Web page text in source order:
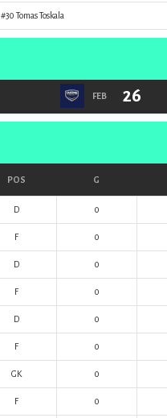
#30 Tomas Toskala
FEB 26
POS G
D 0
F 0
D 0
F 0
D 0
F 0
GK 0
F 0